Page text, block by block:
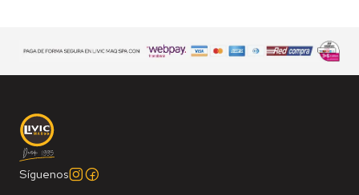
Síguenos